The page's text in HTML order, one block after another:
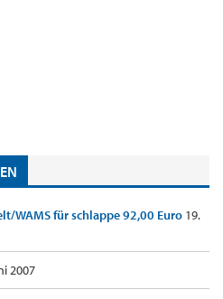
WAMS für schlappe 92,00 Euro 19.
2007